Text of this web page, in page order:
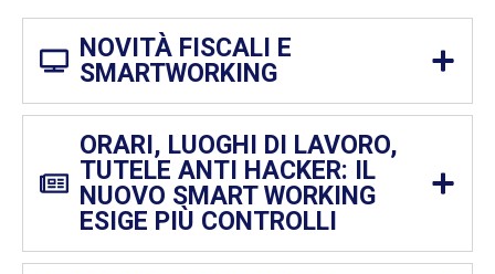
NOVITÀ FISCALI E
SMARTWORKING
ORARI, LUOGHI DI LAVORO,
TUTELE ANTI HACKER: IL
NUOVO SMART WORKING
ESIGE PIÙ CONTROLLI